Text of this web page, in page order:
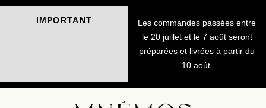
IMPORTANT
Les commandes passées entre
le 20 juillet et le 7 août seront
préparées et livrées à partir du
10 août.